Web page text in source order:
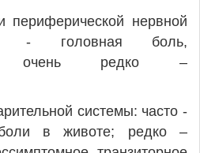
нервной
- головная боль,
очень редко –
системы: часто -
в животе; редко –